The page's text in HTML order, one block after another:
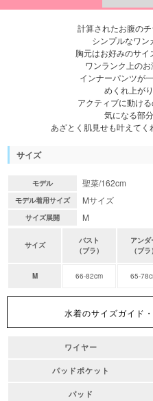
計算されたお腹の
シンプルなワン
胸元はお好みのサ
ワンランク上の
インナーパンツが
めくれ上が
アクティブに動け
気になる部
あざとく肌見せも叶えて
サイズ
モデル 聖菜/162cm
モデル着用サイズ Mサイズ
サイズ展開 M
サイズ
バスト
（ブラ）
アンダ
（ブラ）
M 66-82cm 65-
水着のサイズガイド
ワイヤー
パッドポケット
パッド